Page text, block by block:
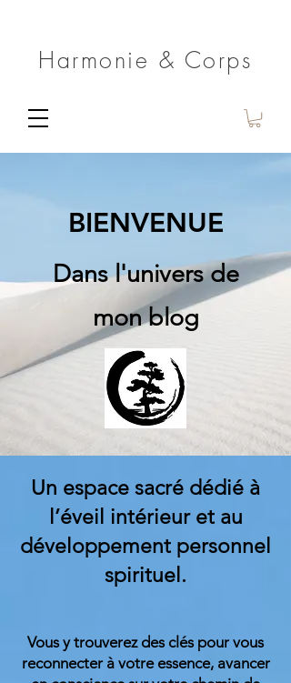
Harmonie & Corps
BIENVENUE
Dans l'univers de
mon blog
Un espace sacré dédié à
l’éveil intérieur et au
développement personnel
spirituel.
Vous y trouverez des clés pour vous
reconnecter à votre essence, avancer